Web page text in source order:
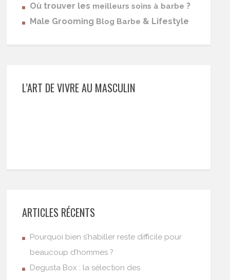
Où trouver les meilleurs soins à barbe ?
Male Grooming Blog Barbe & Lifestyle
L’ART DE VIVRE AU MASCULIN
ARTICLES RÉCENTS
Pourquoi bien s’habiller reste difficile pour
beaucoup d’hommes ?
Degusta Box : la sélection des